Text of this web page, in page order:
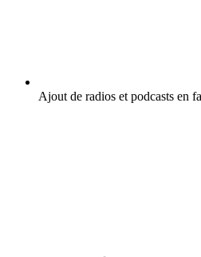
Ajout de radios et podcasts en